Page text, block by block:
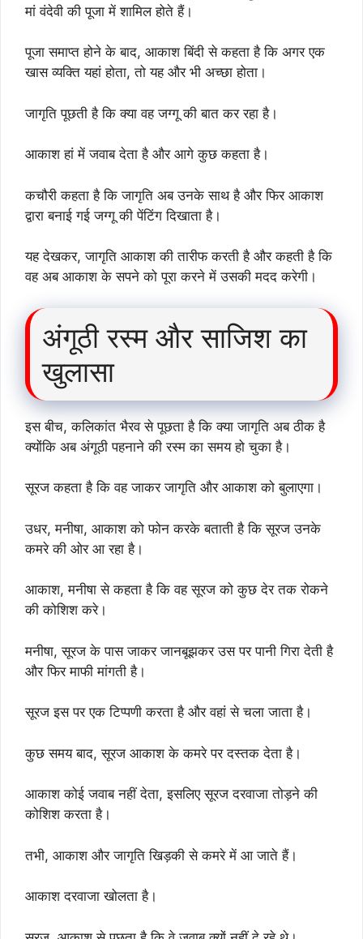
मां वंदेवी की पूजा में शामिल होते हैं।
पूजा समाप्त होने के बाद, आकाश बिंदी से कहता है कि अगर एक
खास व्यक्ति यहां होता, तो यह और भी अच्छा होता।
जागृति पूछती है कि क्या वह जग्गू की बात कर रहा है।
आकाश हां में जवाब देता है और आगे कुछ कहता है।
कचौरी कहता है कि जागृति अब उनके साथ है और फिर आकाश
द्वारा बनाई गई जग्गू की पेंटिंग दिखाता है।
यह देखकर, जागृति आकाश की तारीफ करती है और कहती है कि
वह अब आकाश के सपने को पूरा करने में उसकी मदद करेगी।
अंगूठी रस्म और साजिश का
खुलासा
इस बीच, कलिकांत भैरव से पूछता है कि क्या जागृति अब ठीक है
क्योंकि अब अंगूठी पहनाने की रस्म का समय हो चुका है।
सूरज कहता है कि वह जाकर जागृति और आकाश को बुलाएगा।
उधर, मनीषा, आकाश को फोन करके बताती है कि सूरज उनके
कमरे की ओर आ रहा है।
आकाश, मनीषा से कहता है कि वह सूरज को कुछ देर तक रोकने
की कोशिश करे।
मनीषा, सूरज के पास जाकर जानबूझकर उस पर पानी गिरा देती है
और फिर माफी मांगती है।
सूरज इस पर एक टिप्पणी करता है और वहां से चला जाता है।
कुछ समय बाद, सूरज आकाश के कमरे पर दस्तक देता है।
आकाश कोई जवाब नहीं देता, इसलिए सूरज दरवाजा तोड़ने की
कोशिश करता है।
तभी, आकाश और जागृति खिड़की से कमरे में आ जाते हैं।
आकाश दरवाजा खोलता है।